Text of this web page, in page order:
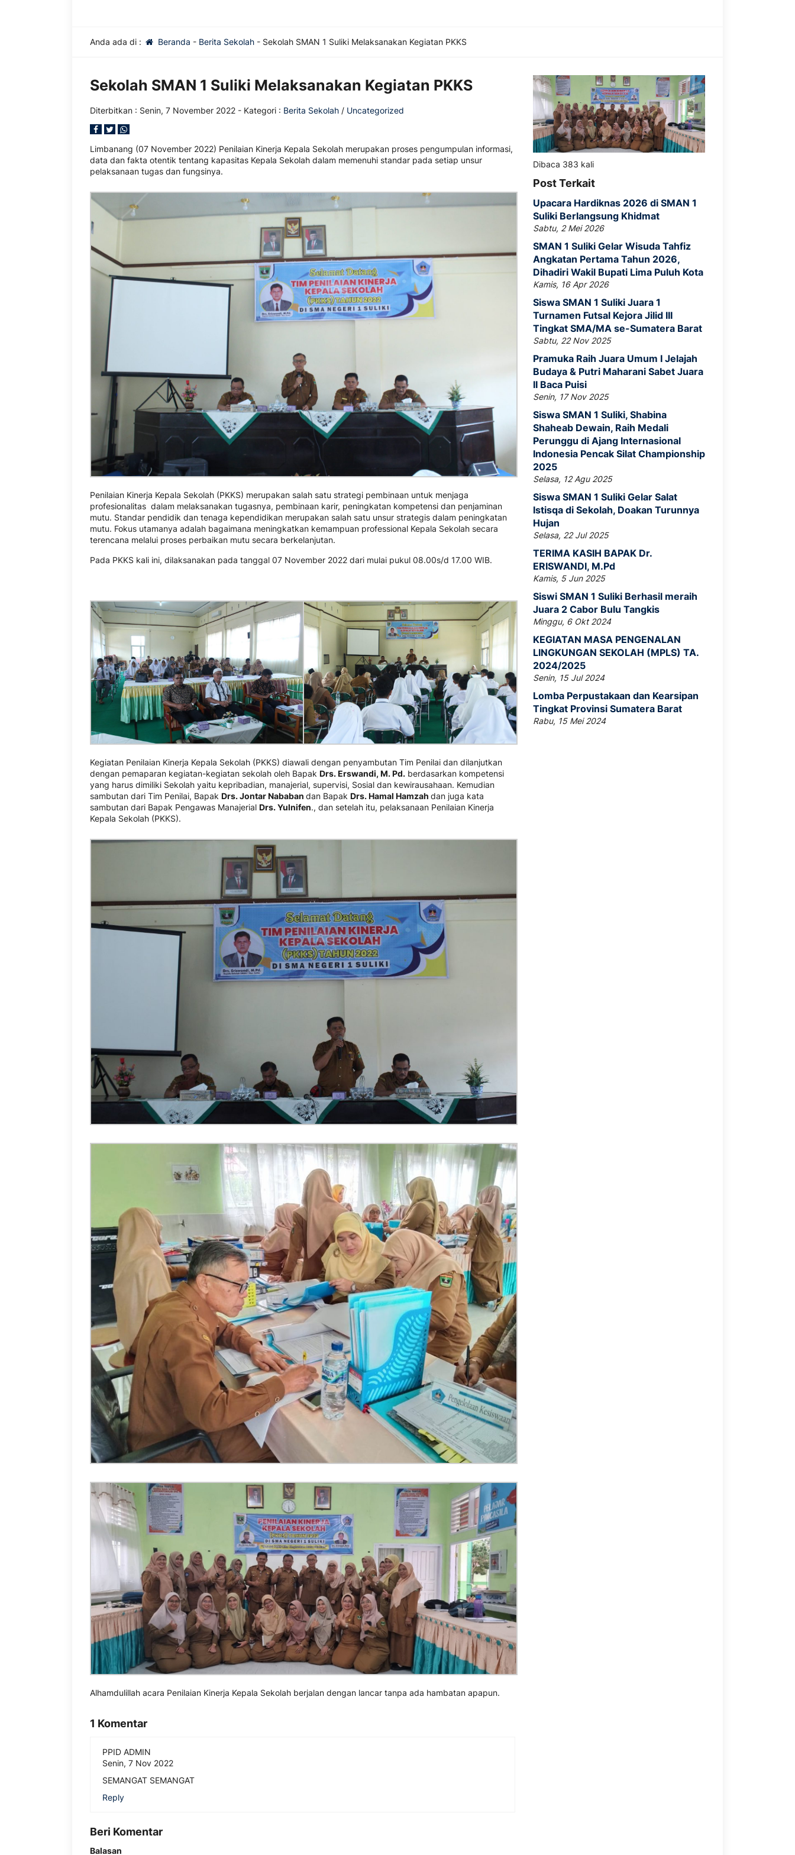
Anda ada di : Beranda - Berita Sekolah- Sekolah SMAN 1 Suliki Melaksanakan Kegiatan PKKS
Sekolah SMAN 1 Suliki Melaksanakan Kegiatan PKKS
Diterbitkan : Senin, 7 November 2022 - Kategori : Berita Sekolah / Uncategorized
Limbanang (07 November 2022) Penilaian Kinerja Kepala Sekolah merupakan proses pengumpulan informasi,
data dan fakta otentik tentang kapasitas Kepala Sekolah dalam memenuhi standar pada setiap unsur
pelaksanaan tugas dan fungsinya.
Penilaian Kinerja Kepala Sekolah (PKKS) merupakan salah satu strategi pembinaan untuk menjaga
profesionalitas dalam melaksanakan tugasnya, pembinaan karir, peningkatan kompetensi dan penjaminan
mutu. Standar pendidik dan tenaga kependidikan merupakan salah satu unsur strategis dalam peningkatan
mutu. Fokus utamanya adalah bagaimana meningkatkan kemampuan professional Kepala Sekolah secara
terencana melalui proses perbaikan mutu secara berkelanjutan.
Pada PKKS kali ini, dilaksanakan pada tanggal 07 November 2022 dari mulai pukul 08.00s/d 17.00 WIB.
Kegiatan Penilaian Kinerja Kepala Sekolah (PKKS) diawali dengan penyambutan Tim Penilai dan dilanjutkan
dengan pemaparan kegiatan-kegiatan sekolah oleh Bapak Drs. Erswandi, M. Pd. berdasarkan kompetensi
yang harus dimiliki Sekolah yaitu kepribadian, manajerial, supervisi, Sosial dan kewirausahaan. Kemudian
sambutan dari Tim Penilai, Bapak Drs. Jontar Nababan dan Bapak Drs.Hamal Hamzah dan juga kata
sambutan dari Bapak Pengawas Manajerial Drs. Yulnifen., dan setelah itu, pelaksanaan Penilaian Kinerja
Kepala Sekolah (PKKS).
Alhamdulillah acara Penilaian Kinerja Kepala Sekolah berjalan dengan lancar tanpa ada hambatan apapun.
1 Komentar
PPID ADMIN
Senin, 7 Nov 2022
SEMANGAT SEMANGAT
Reply
Beri Komentar
Balasan
Dibaca 383 kali
Post Terkait
Upacara Hardiknas 2026 di SMAN 1
Suliki Berlangsung Khidmat
Sabtu, 2 Mei 2026
SMAN 1 Suliki Gelar Wisuda Tahfiz
Angkatan Pertama Tahun 2026,
Dihadiri Wakil Bupati Lima Puluh Kota
Kamis, 16 Apr 2026
Siswa SMAN 1 Suliki Juara 1
Turnamen Futsal Kejora Jilid III
Tingkat SMA/MA se-Sumatera Barat
Sabtu, 22 Nov 2025
Pramuka Raih Juara Umum I Jelajah
Budaya & Putri Maharani Sabet Juara
II Baca Puisi
Senin, 17 Nov 2025
Siswa SMAN 1 Suliki, Shabina
Shaheab Dewain, Raih Medali
Perunggu di Ajang Internasional
Indonesia Pencak Silat Championship
2025
Selasa, 12 Agu 2025
Siswa SMAN 1 Suliki Gelar Salat
Istisqa di Sekolah, Doakan Turunnya
Hujan
Selasa, 22 Jul 2025
TERIMA KASIH BAPAK Dr.
ERISWANDI, M.Pd
Kamis, 5 Jun 2025
Siswi SMAN 1 Suliki Berhasil meraih
Juara 2 Cabor Bulu Tangkis
Minggu, 6 Okt 2024
KEGIATAN MASA PENGENALAN
LINGKUNGAN SEKOLAH (MPLS) TA.
2024/2025
Senin, 15 Jul 2024
Lomba Perpustakaan dan Kearsipan
Tingkat Provinsi Sumatera Barat
Rabu, 15 Mei 2024